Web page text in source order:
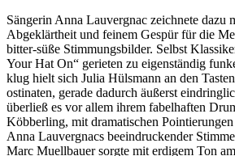
Sängerin Anna Lauvergnac zeichnete dazu
Abgeklärtheit und feinem Gespür für die
bitter-süße Stimmungsbilder. Selbst
Your Hat On“ gerieten zu eigenständig
klug hielt sich Julia Hülsmann an den
ostinaten, gerade dadurch äußerst
überließ es vor allem ihrem fabelhaften
Köbberling, mit dramatischen
Anna Lauvergnacs beeindruckender
Marc Muellbauer sorgte mit erdigem Ton